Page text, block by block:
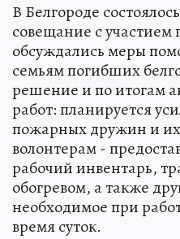
В Белгороде
совещание с участием
обсуждались меры
семьям погибших
решение и по итогам
работ: планируется
пожарных дружин и
волонтерам -
рабочий инвентарь,
обогревом, а также
необходимое при
время суток.